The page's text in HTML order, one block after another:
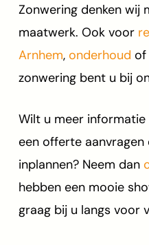
Zonwering denken wij
maatwerk. Ook voor
Arnhem, onderhoud of
zonwering bent u bij
Wilt u meer
een offerte
inplannen? Neem dan
hebben een mooie
graag bij u langs voor